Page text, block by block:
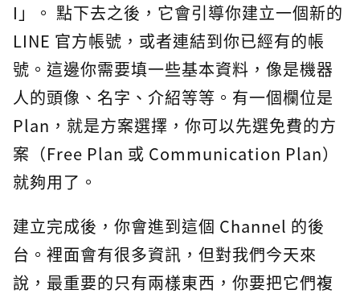
I」。 點下去之後，它會引導你建立一個新的
LINE 官方帳號，或者連結到你已經有的帳
號。這邊你需要填一些基本資料，像是機器
人的頭像、名字、介紹等等。有一個欄位是
Plan，就是方案選擇，你可以先選免費的方
案（Free Plan 或 Communication Plan）
就夠用了。
建立完成後，你會進到這個 Channel 的後
台。裡面會有很多資訊，但對我們今天來
說，最重要的只有兩樣東西，你要把它們複